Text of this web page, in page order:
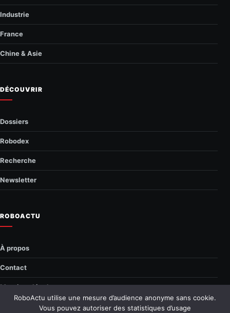
Industrie
France
Chine & Asie
DÉCOUVRIR
Dossiers
Robodex
Recherche
Newsletter
ROBOACTU
À propos
Contact
Mentions légales
Confidentialité
RoboActu utilise une mesure d’audience anonyme sans cookie.
Vous pouvez autoriser des statistiques d’usage